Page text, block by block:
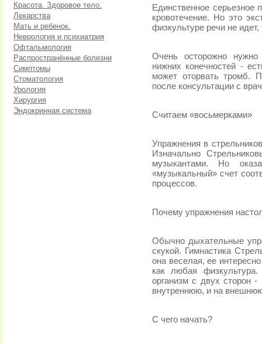
Красота. Здоровое тело.
Лекарства
Мать и ребенок.
Неврология и психиатрия
Офтальмология
Распространённые болезни
Симптомы
Стоматология
Урология
Хирургия
Эндокринная система
Единственное серьезное
кровотечение. Но это
физкультуре речи не
Очень осторожно
нижних конечностей -
может оторвать тромб.
после консультации с
Считаем «восьмерками»
Упражнения в
Изначально
музыкантами. Но
«музыкальный» счет
процессов.
Почему упражнения
Обычно дыхательные
скукой. Гимнастика
она веселая, ее
как любая физкультура.
организм с двух сторон -
внутреннюю, и на
С чего начать?